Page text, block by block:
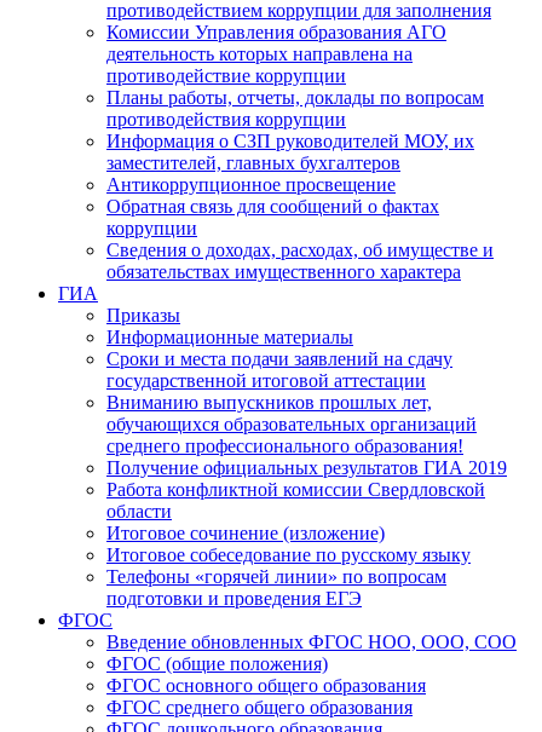
противодействием коррупции для заполнения
Комиссии Управления образования АГО
деятельность которых направлена на
противодействие коррупции
Планы работы, отчеты, доклады по вопросам
противодействия коррупции
Информация о СЗП руководителей МОУ, их
заместителей, главных бухгалтеров
Антикоррупционное просвещение
Обратная связь для сообщений о фактах
коррупции
Сведения о доходах, расходах, об имуществе и
обязательствах имущественного характера
ГИА
Приказы
Информационные материалы
Сроки и места подачи заявлений на сдачу
государственной итоговой аттестации
Вниманию выпускников прошлых лет,
обучающихся образовательных организаций
среднего профессионального образования!
Получение официальных результатов ГИА 2019
Работа конфликтной комиссии Свердловской
области
Итоговое сочинение (изложение)
Итоговое собеседование по русскому языку
Телефоны «горячей линии» по вопросам
подготовки и проведения ЕГЭ
ФГОС
Введение обновленных ФГОС НОО, ООО, СОО
ФГОС (общие положения)
ФГОС основного общего образования
ФГОС среднего общего образования